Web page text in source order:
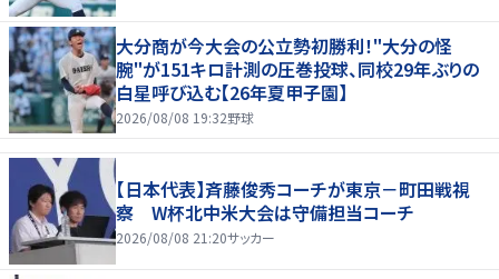
大分商が今大会の公立勢初勝利！"大分の怪
腕"が151キロ計測の圧巻投球、同校29年ぶりの
白星呼び込む【26年夏甲子園】
2026/08/08 19:32野球
【日本代表】斉藤俊秀コーチが東京－町田戦視
察 W杯北中米大会は守備担当コーチ
2026/08/08 21:20サッカー